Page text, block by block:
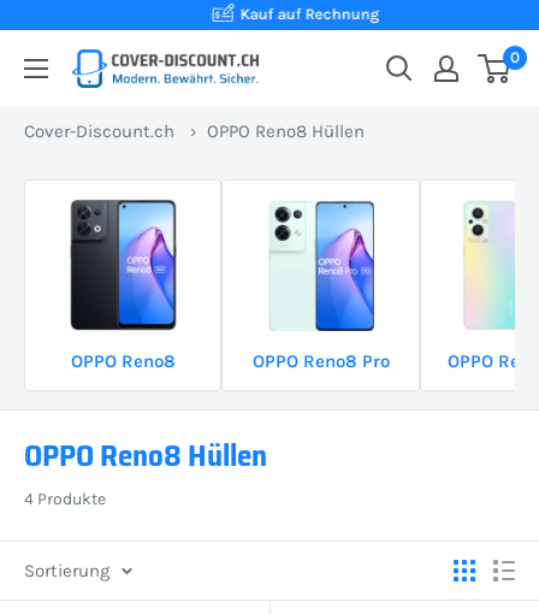
Inhalt
Kauf auf Rechnung
Cover-
Ihr
aus
der
Schweiz
Schutzhüllen
zum
0
Cover-Discount.ch › OPPO Reno8 Hüllen
OPPO Reno8 OPPO Reno8 Pro OPPO
OPPO Reno8 Hüllen
4 Produkte
Sortierung